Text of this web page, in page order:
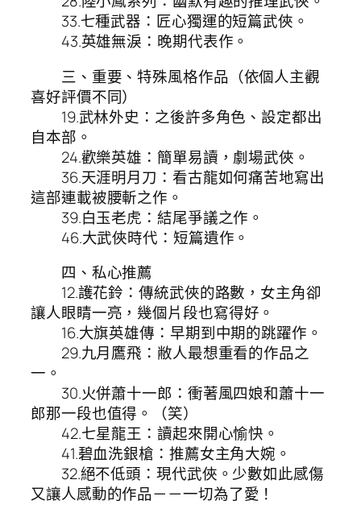
33.七種武器：匠心獨運的短篇武俠。
43.英雄無淚：晚期代表作。
三、重要、特殊風格作品（依個人主觀
喜好評價不同）
19.武林外史：之後許多角色、設定都出
自本部。
24.歡樂英雄：簡單易讀，劇場武俠。
36.天涯明月刀：看古龍如何痛苦地寫出
這部連載被腰斬之作。
39.白玉老虎：結尾爭議之作。
46.大武俠時代：短篇遺作。
四、私心推薦
12.護花鈴：傳統武俠的路數，女主角卻
讓人眼睛一亮，幾個片段也寫得好。
16.大旗英雄傳：早期到中期的跳躍作。
29.九月鷹飛：敝人最想重看的作品之
一。
30.火併蕭十一郎：衝著風四娘和蕭十一
郎那一段也值得。（笑）
42.七星龍王：讀起來開心愉快。
41.碧血洗銀槍：推薦女主角大婉。
32.絕不低頭：現代武俠。少數如此感傷
又讓人感動的作品－－一切為了愛！